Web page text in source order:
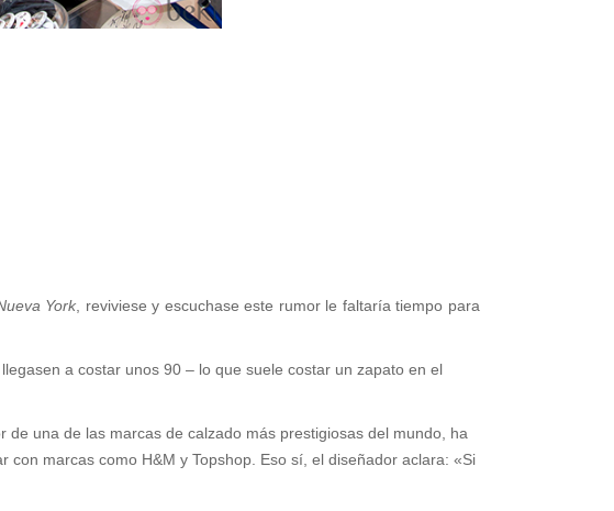
York , reviviese y escuchase este rumor le faltaría tiempo para
a costar unos 90 – lo que suele costar un zapato en el
una de las marcas de calzado más prestigiosas del mundo, ha
marcas como H&M y Topshop. Eso sí, el diseñador aclara: «Si